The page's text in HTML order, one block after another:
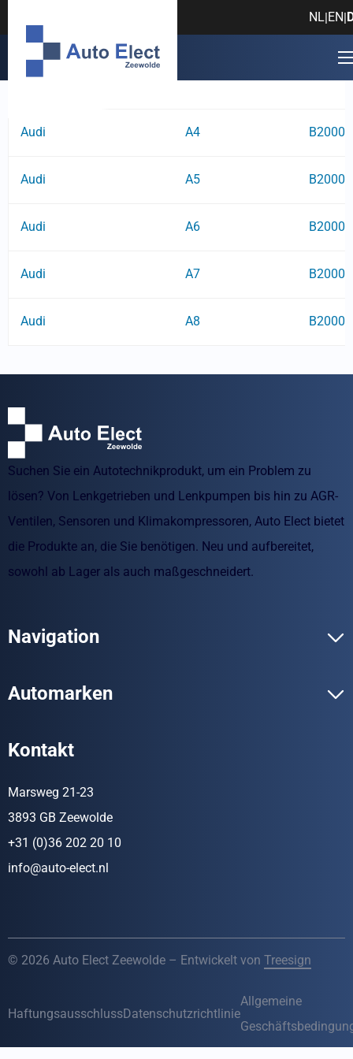
NL|EN|
Hersteller
Audi A4
Audi A5
Audi A6
Audi A7
Audi A8
Suchen Sie ein Autotechnikprodukt, um ein Problem zu
lösen? Von Lenkgetrieben und Lenkpumpen bis hin zu AGR-
Ventilen, Sensoren und Klimakompressoren, Auto Elect bietet
die Produkte an, die Sie benötigen. Neu und aufbereitet,
sowohl ab Lager als auch maßgeschneidert.
Navigation
Automarken
Kontakt
Marsweg 21-23
3893 GB Zeewolde
+31 (0)36 202 20 10
info@auto-elect.nl
© 2026 Auto Elect Zeewolde – Entwickelt von Treesign
HaftungsausschlussDatenschutzrichtlinie
Allgemeine